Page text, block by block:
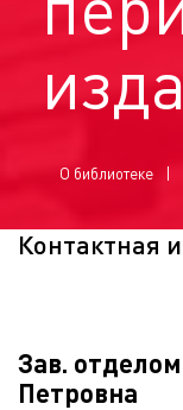
О библиотеке
Контактная
Зав.
Петровна